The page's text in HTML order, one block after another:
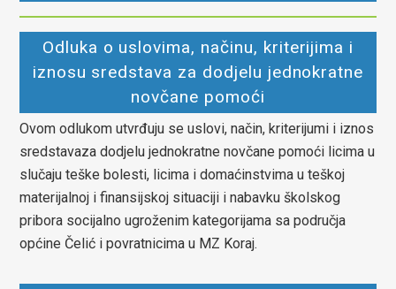
Odluka o uslovima, načinu, kriterijima i
iznosu sredstava za dodjelu jednokratne
novčane pomoći
Ovom odlukom utvrđuju se uslovi, način, kriterijumi i iznos
sredstavaza dodjelu jednokratne novčane pomoći licima u
slučaju teške bolesti, licima i domaćinstvima u teškoj
materijalnoj i finansijskoj situaciji i nabavku školskog
pribora socijalno ugroženim kategorijama sa područja
općine Čelić i povratnicima u MZ Koraj.